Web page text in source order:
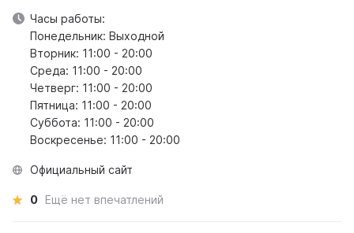
Часы работы:
Понедельник: Выходной
Вторник: 11:00 - 20:00
Среда: 11:00 - 20:00
Четверг: 11:00 - 20:00
Пятница: 11:00 - 20:00
Суббота: 11:00 - 20:00
Воскресенье: 11:00 - 20:00
Официальный сайт
0 Ещё нет впечатлений